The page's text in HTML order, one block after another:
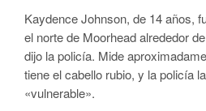
Kaydence Johnson, de 14 años,
el norte de Moorhead alrededor
dijo la policía. Mide
tiene el cabello rubio, y la policía
«vulnerable».